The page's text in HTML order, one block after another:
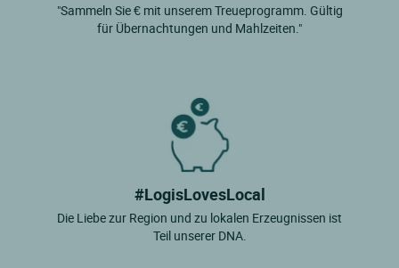
"Sammeln Sie € mit unserem Treueprogramm. Gültig
für Übernachtungen und Mahlzeiten."
#LogisLovesLocal
Die Liebe zur Region und zu lokalen Erzeugnissen ist
Teil unserer DNA.